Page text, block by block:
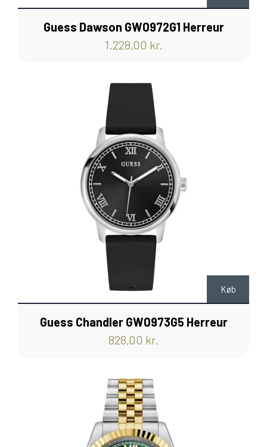
Guess Dawson GW0972G1 Herreur
1.228,00 kr.
Køb
Guess Chandler GW0973G5 Herreur
828,00 kr.